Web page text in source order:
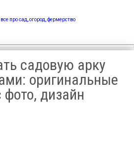
фермерство и
садовую арку
оригинальные
фото, дизайн